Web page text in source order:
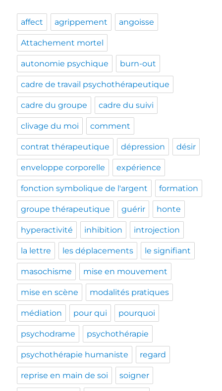
affect agrippement angoisse
Attachement mortel
autonomie psychique burn-out
cadre de travail psychothérapeutique
cadre du groupe cadre du suivi
clivage du moi comment
contrat thérapeutique dépression désir
enveloppe corporelle expérience
fonction symbolique de l'argent formation
groupe thérapeutique guérir honte
hyperactivité inhibition introjection
la lettre les déplacements le signifiant
masochisme mise en mouvement
mise en scène modalités pratiques
médiation pour qui pourquoi
psychodrame psychothérapie
psychothérapie humaniste regard
reprise en main de soi soigner